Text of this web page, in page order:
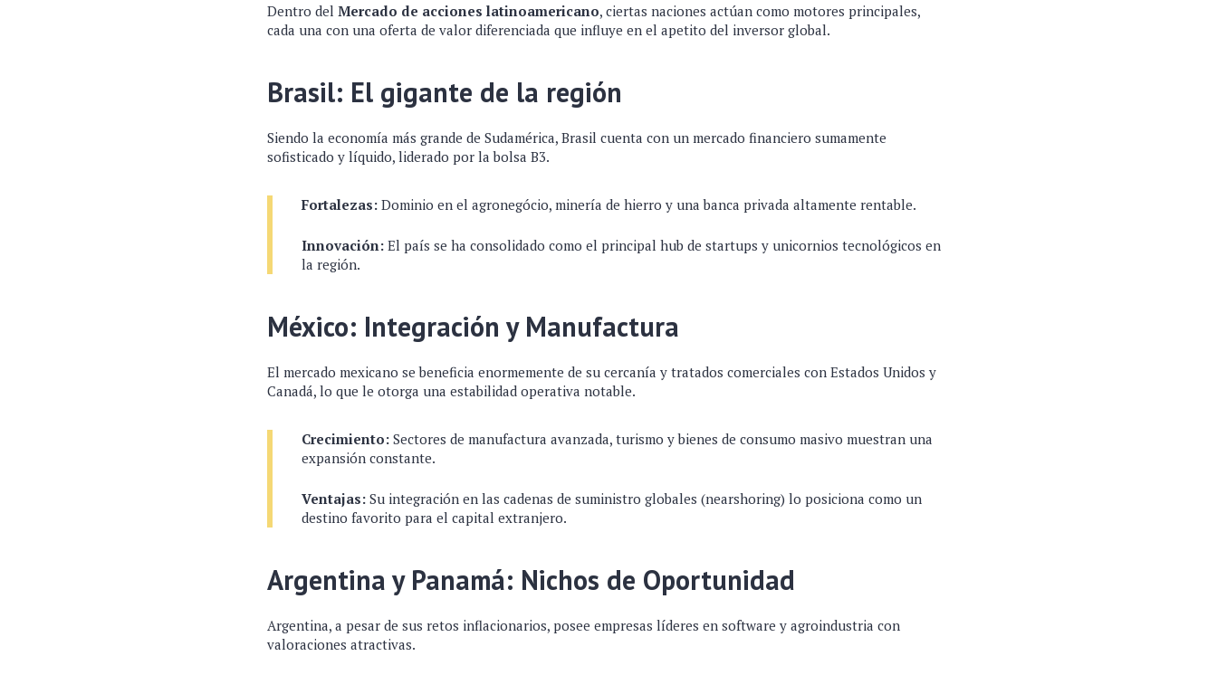
Dentro del Mercado de acciones latinoamericano, ciertas naciones actúan como motores principales,
cada una con una oferta de valor diferenciada que influye en el apetito del inversor global.
Brasil: El gigante de la región
Siendo la economía más grande de Sudamérica, Brasil cuenta con un mercado financiero sumamente
sofisticado y líquido, liderado por la bolsa B3.
Fortalezas: Dominio en el agronegócio, minería de hierro y una banca privada altamente rentable.
Innovación: El país se ha consolidado como el principal hub de startups y unicornios tecnológicos en
la región.
México: Integración y Manufactura
El mercado mexicano se beneficia enormemente de su cercanía y tratados comerciales con Estados Unidos y
Canadá, lo que le otorga una estabilidad operativa notable.
Crecimiento: Sectores de manufactura avanzada, turismo y bienes de consumo masivo muestran una
expansión constante.
Ventajas: Su integración en las cadenas de suministro globales (nearshoring) lo posiciona como un
destino favorito para el capital extranjero.
Argentina y Panamá: Nichos de Oportunidad
Argentina, a pesar de sus retos inflacionarios, posee empresas líderes en software y agroindustria con
valoraciones atractivas.